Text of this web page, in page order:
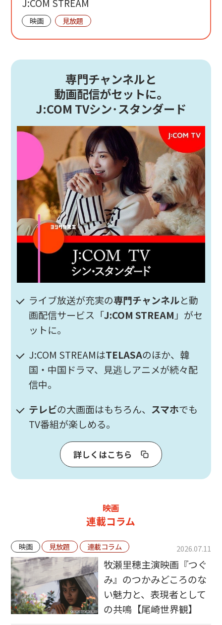
J:COM STREAM
映画 見放題
専門チャンネルと
動画配信がセットに。
J:COM TVシン･スタンダード
ライブ放送が充実の専門チャンネルと動
画配信サービス「J:COM STREAM 」がセ
ットに。
J:COM STREAMはTELASAのほか、韓
国・中国ドラマ、見逃しアニメが続々配
信中。
テレビの大画面はもちろん、 スマホでも
TV番組が楽しめる。
詳しくはこちら
映画
連載コラム
映画 見放題 連載コラム 2026.07.11
牧瀬里穂主演映画『つぐ
み』のつかみどころのな
い魅力と、表現者として
の共鳴【尾崎世界観】